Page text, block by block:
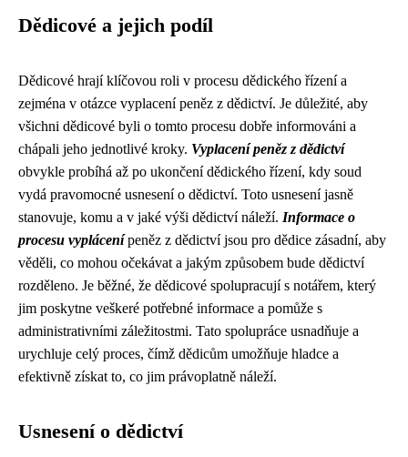
Dědicové a jejich podíl
Dědicové hrají klíčovou roli v procesu dědického řízení a
zejména v otázce vyplacení peněz z dědictví. Je důležité, aby
všichni dědicové byli o tomto procesu dobře informováni a
chápali jeho jednotlivé kroky. Vyplacení peněz z dědictví
obvykle probíhá až po ukončení dědického řízení, kdy soud
vydá pravomocné usnesení o dědictví. Toto usnesení jasně
stanovuje, komu a v jaké výši dědictví náleží. Informace o
procesu vyplácenípeněz z dědictví jsou pro dědice zásadní, aby
věděli, co mohou očekávat a jakým způsobem bude dědictví
rozděleno. Je běžné, že dědicové spolupracují s notářem, který
jim poskytne veškeré potřebné informace a pomůže s
administrativními záležitostmi. Tato spolupráce usnadňuje a
urychluje celý proces, čímž dědicům umožňuje hladce a
efektivně získat to, co jim právoplatně náleží.
Usnesení o dědictví